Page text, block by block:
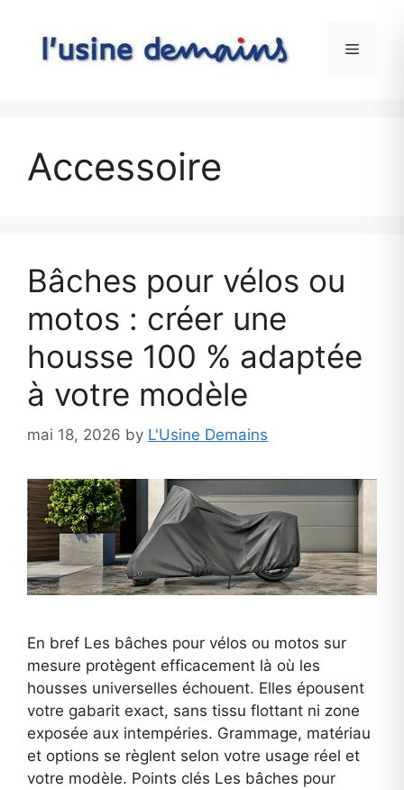
content
Menu
Accessoire
Bâches pour vélos ou
motos : créer une
housse 100 % adaptée
à votre modèle
mai 18, 2026 by L'Usine Demains
En bref Les bâches pour vélos ou motos sur
mesure protègent efficacement là où les
housses universelles échouent. Elles épousent
votre gabarit exact, sans tissu flottant ni zone
exposée aux intempéries. Grammage, matériau
et options se règlent selon votre usage réel et
votre modèle. Points clés Les bâches pour